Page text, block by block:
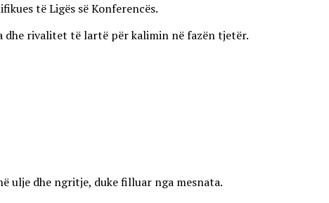
të Ligës së Konferencës.
dhe rivalitet të lartë për kalimin në fazën tjetër.
ulje dhe ngritje, duke filluar nga mesnata.